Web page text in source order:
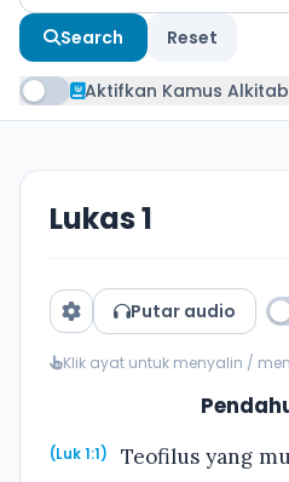
Search Reset
Aktifkan Kamus Alkitab
Lukas 1
Putar audio
Klik ayat untuk menyalin /
(Luk 1:1)
Teofilus yang